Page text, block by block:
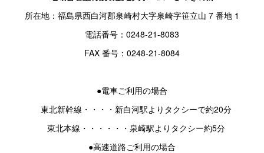
所在地：福島県西白河郡泉崎村大字泉崎字笹立山 7 番地 1
電話番号：0248-21-8083
FAX 番号：0248-21-8084
●電車ご利用の場合
東北新幹線・・・・新白河駅よりタクシーで約20分
東北本線・・・・・・泉崎駅よりタクシー約5分
●高速道路ご利用の場合